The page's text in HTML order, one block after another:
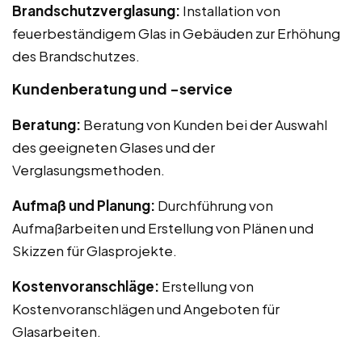
Brandschutzverglasung: Installation von
feuerbeständigem Glas in Gebäuden zur Erhöhung
des Brandschutzes.
Kundenberatung und -service
Beratung: Beratung von Kunden bei der Auswahl
des geeigneten Glases und der
Verglasungsmethoden.
Aufmaß und Planung: Durchführung von
Aufmaßarbeiten und Erstellung von Plänen und
Skizzen für Glasprojekte.
Kostenvoranschläge: Erstellung von
Kostenvoranschlägen und Angeboten für
Glasarbeiten.